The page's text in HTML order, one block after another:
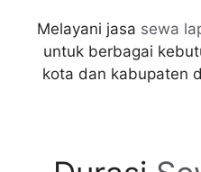
Melayani jasa sewa
untuk berbagai
kota dan kabupaten